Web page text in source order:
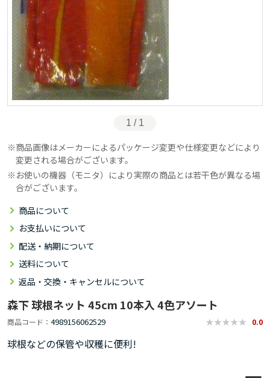
1 / 1
商品画像はメーカーによるパッケージ変更や仕様変更などにより
変更される場合がございます。
お使いの機器（モニタ）により実際の商品とは若干色が異なる場
合がございます。
商品について
お支払いについて
配送・納期について
送料について
返品・交換・キャンセルについて
森下 球根ネット 45cm 10本入 4色アソート
商品コード 4989156062529 0.0
球根などの保管や収穫に便利!